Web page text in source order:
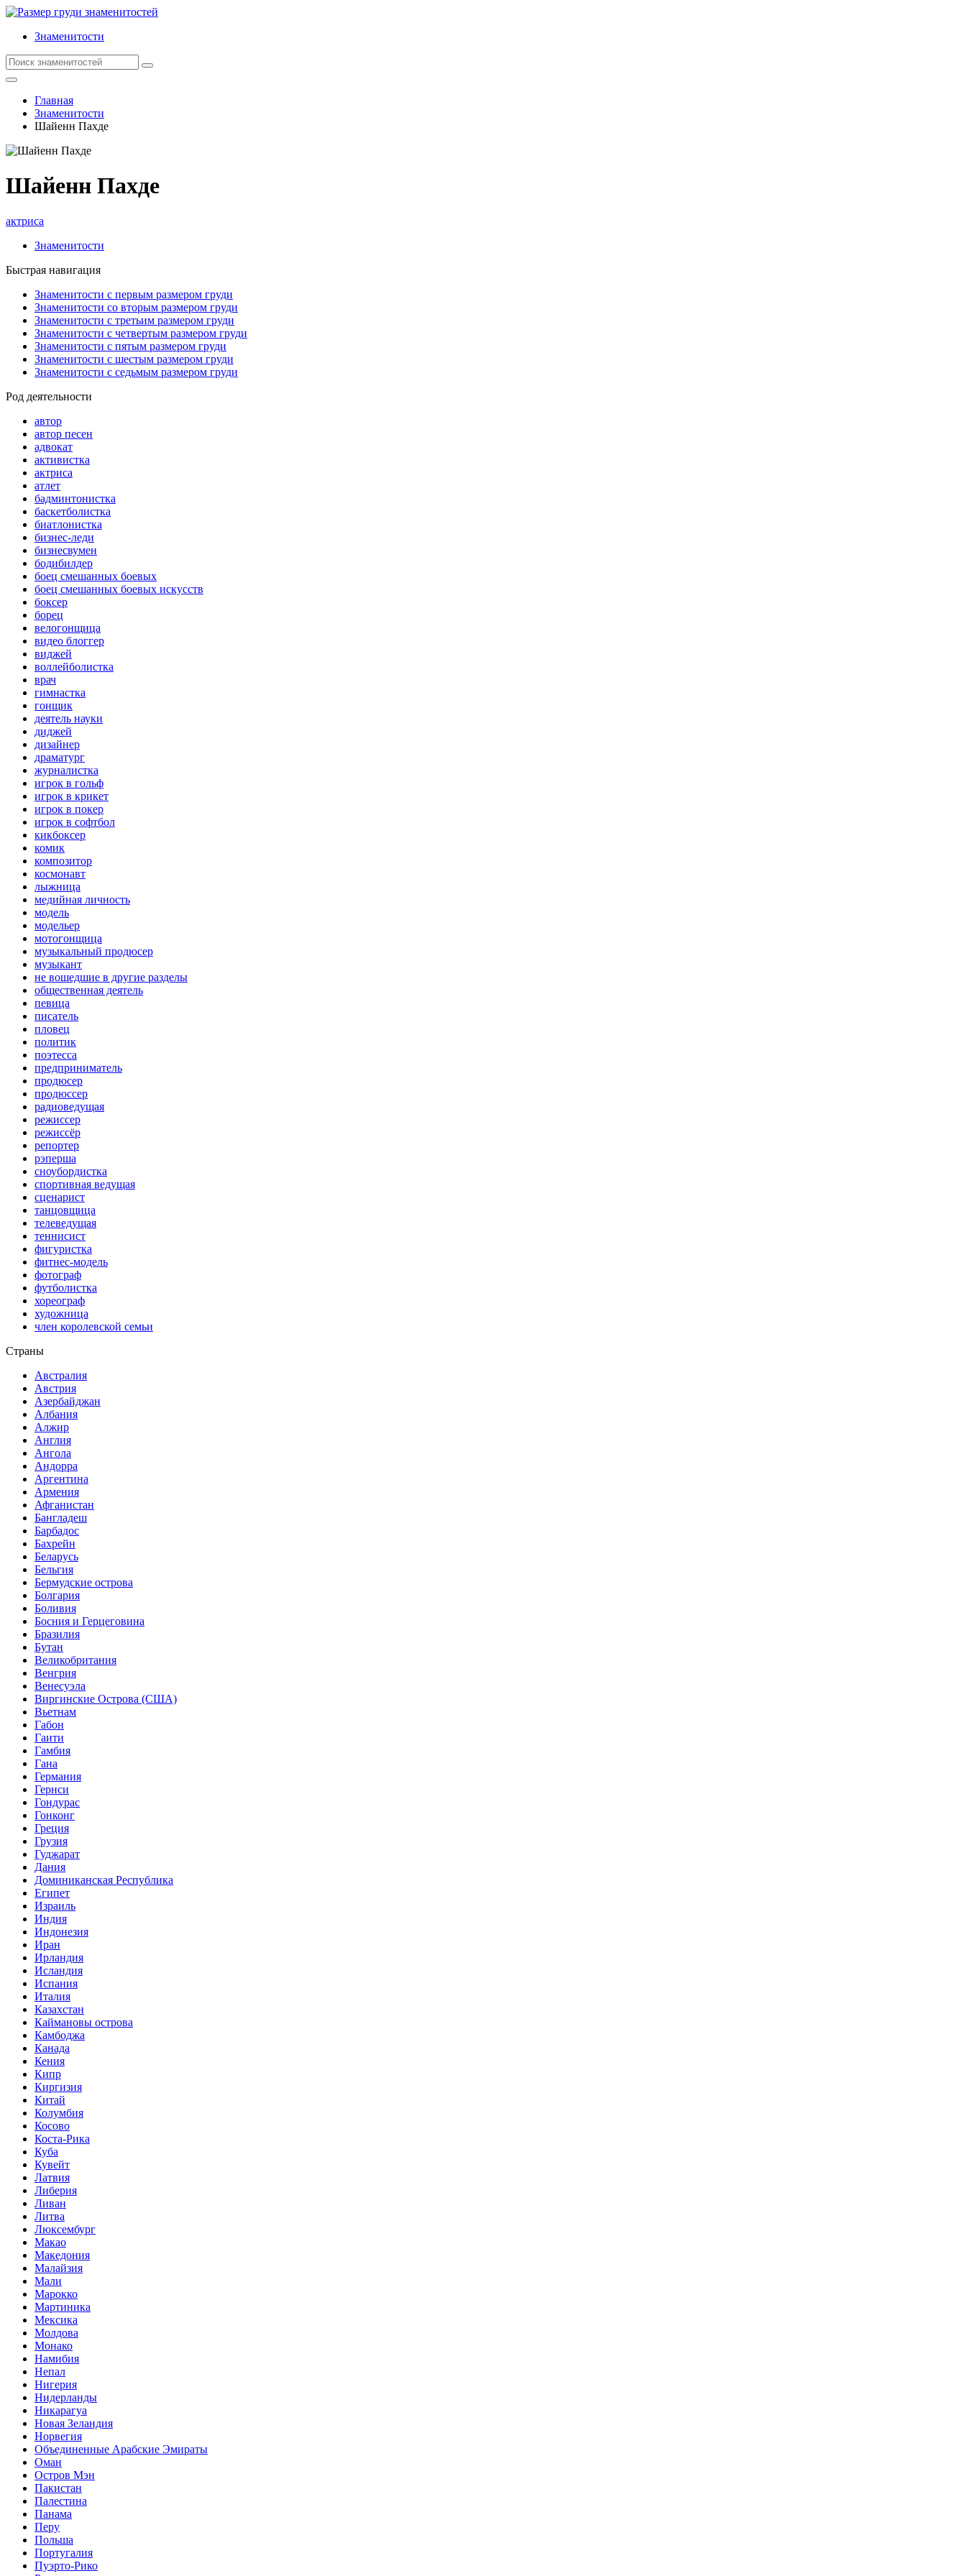
Знаменитости
Главная
Знаменитости
Шайенн Пахде
Шайенн Пахде
актриса
Знаменитости
Быстрая навигация
Знаменитости с первым размером груди
Знаменитости со вторым размером груди
Знаменитости с третьим размером груди
Знаменитости с четвертым размером груди
Знаменитости с пятым размером груди
Знаменитости с шестым размером груди
Знаменитости с седьмым размером груди
Род деятельности
автор
автор песен
адвокат
активистка
актриса
атлет
бадминтонистка
баскетболистка
биатлонистка
бизнес-леди
бизнесвумен
бодибилдер
боец смешанных боевых
боец смешанных боевых искусств
боксер
борец
велогонщица
видео блоггер
виджей
воллейболистка
врач
гимнастка
гонщик
деятель науки
диджей
дизайнер
драматург
журналистка
игрок в гольф
игрок в крикет
игрок в покер
игрок в софтбол
кикбоксер
комик
композитор
космонавт
лыжница
медийная личность
модель
модельер
мотогонщица
музыкальный продюсер
музыкант
не вошедшие в другие разделы
общественная деятель
певица
писатель
пловец
политик
поэтесса
предприниматель
продюсер
продюссер
радиоведущая
режиссер
режиссёр
репортер
рэперша
сноубордистка
спортивная ведущая
сценарист
танцовщица
телеведущая
теннисист
фигуристка
фитнес-модель
фотограф
футболистка
хореограф
художница
член королевской семьи
Страны
Австралия
Австрия
Азербайджан
Албания
Алжир
Англия
Ангола
Андорра
Аргентина
Армения
Афганистан
Бангладеш
Барбадос
Бахрейн
Беларусь
Бельгия
Бермудские острова
Болгария
Боливия
Босния и Герцеговина
Бразилия
Бутан
Великобритания
Венгрия
Венесуэла
Виргинские Острова (США)
Вьетнам
Габон
Гаити
Гамбия
Гана
Германия
Гернси
Гондурас
Гонконг
Греция
Грузия
Гуджарат
Дания
Доминиканская Республика
Египет
Израиль
Индия
Индонезия
Иран
Ирландия
Исландия
Испания
Италия
Казахстан
Каймановы острова
Камбоджа
Канада
Кения
Кипр
Киргизия
Китай
Колумбия
Косово
Коста-Рика
Куба
Кувейт
Латвия
Либерия
Ливан
Литва
Люксембург
Макао
Македония
Малайзия
Мали
Марокко
Мартиника
Мексика
Молдова
Монако
Намибия
Непал
Нигерия
Нидерланды
Никарагуа
Новая Зеландия
Норвегия
Объединенные Арабские Эмираты
Оман
Остров Мэн
Пакистан
Палестина
Панама
Перу
Польша
Португалия
Пуэрто-Рико